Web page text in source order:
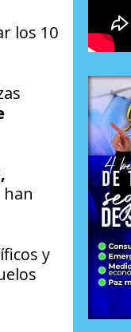
los 10
y